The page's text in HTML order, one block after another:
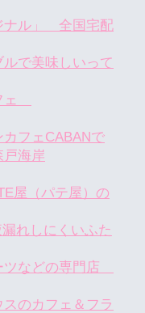
ナル」 全国宅配
で美味しいって
ェ
フェCABANで
海岸
屋（パテ屋）の
れしにくいふた
などの専門店
のカフェ＆フラ